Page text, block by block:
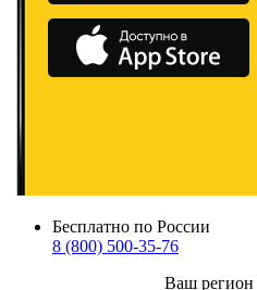
Бесплатно по России
8 (800) 500-35-76
Ваш регион